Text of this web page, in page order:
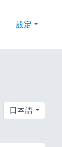
設定
日本語